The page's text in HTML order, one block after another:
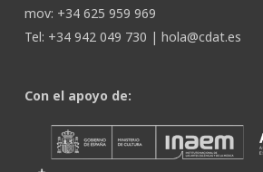
mov: +34 625 959 969
Tel: +34 942 049 730 | hola@cdat.es
Con el apoyo de: